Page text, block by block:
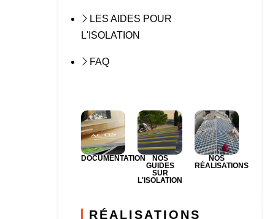
LES AIDES POUR
L'ISOLATION
FAQ
DOCUMENTATION
NOS
GUIDES
SUR
L'ISOLATION
NOS
RÉALISATIONS
RÉALISATIONS